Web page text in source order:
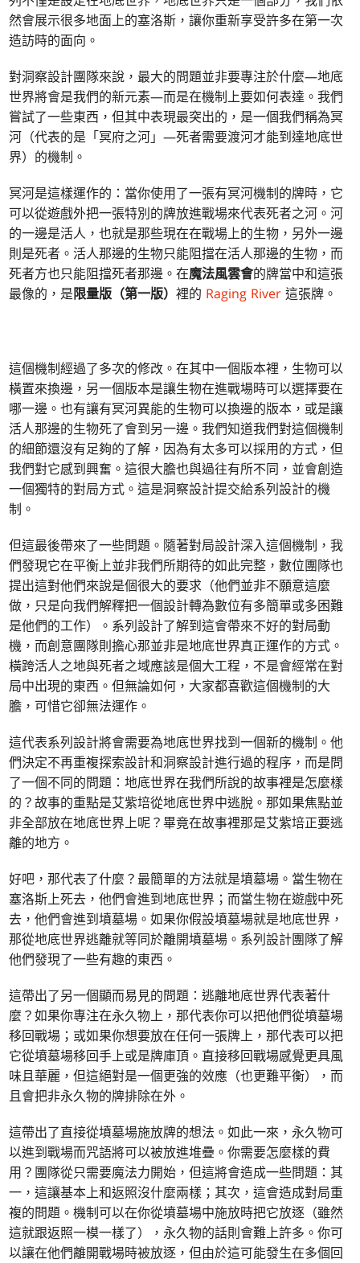
然會展示很多地面上的塞洛斯，讓你重新享受許多在第一次
造訪時的面向。
對洞察設計團隊來說，最大的問題並非要專注於什麼—地底
世界將會是我們的新元素—而是在機制上要如何表達。我們
嘗試了一些東西，但其中表現最突出的，是一個我們稱為冥
河（代表的是「冥府之河」—死者需要渡河才能到達地底世
界）的機制。
冥河是這樣運作的：當你使用了一張有冥河機制的牌時，它
可以從遊戲外把一張特別的牌放進戰場來代表死者之河。河
的一邊是活人，也就是那些現在在戰場上的生物，另外一邊
則是死者。活人那邊的生物只能阻擋在活人那邊的生物，而
死者方也只能阻擋死者那邊。在魔法風雲會的牌當中和這張
最像的，是限量版（第一版）裡的 Raging River 這張牌。
這個機制經過了多次的修改。在其中一個版本裡，生物可以
橫置來換邊，另一個版本是讓生物在進戰場時可以選擇要在
哪一邊。也有讓有冥河異能的生物可以換邊的版本，或是讓
活人那邊的生物死了會到另一邊。我們知道我們對這個機制
的細節還沒有足夠的了解，因為有太多可以採用的方式，但
我們對它感到興奮。這很大膽也與過往有所不同，並會創造
一個獨特的對局方式。這是洞察設計提交給系列設計的機
制。
但這最後帶來了一些問題。隨著對局設計深入這個機制，我
們發現它在平衡上並非我們所期待的如此完整，數位團隊也
提出這對他們來說是個很大的要求（他們並非不願意這麼
做，只是向我們解釋把一個設計轉為數位有多簡單或多困難
是他們的工作）。系列設計了解到這會帶來不好的對局動
機，而創意團隊則擔心那並非是地底世界真正運作的方式。
橫跨活人之地與死者之域應該是個大工程，不是會經常在對
局中出現的東西。但無論如何，大家都喜歡這個機制的大
膽，可惜它卻無法運作。
這代表系列設計將會需要為地底世界找到一個新的機制。他
們決定不再重複探索設計和洞察設計進行過的程序，而是問
了一個不同的問題：地底世界在我們所說的故事裡是怎麼樣
的？故事的重點是艾紫培從地底世界中逃脫。那如果焦點並
非全部放在地底世界上呢？畢竟在故事裡那是艾紫培正要逃
離的地方。
好吧，那代表了什麼？最簡單的方法就是墳墓場。當生物在
塞洛斯上死去，他們會進到地底世界；而當生物在遊戲中死
去，他們會進到墳墓場。如果你假設墳墓場就是地底世界，
那從地底世界逃離就等同於離開墳墓場。系列設計團隊了解
他們發現了一些有趣的東西。
這帶出了另一個顯而易見的問題：逃離地底世界代表著什
麼？如果你專注在永久物上，那代表你可以把他們從墳墓場
移回戰場；或如果你想要放在任何一張牌上，那代表可以把
它從墳墓場移回手上或是牌庫頂。直接移回戰場感覺更具風
味且華麗，但這絕對是一個更強的效應（也更難平衡），而
且會把非永久物的牌排除在外。
這帶出了直接從墳墓場施放牌的想法。如此一來，永久物可
以進到戰場而咒語將可以被放進堆疊。你需要怎麼樣的費
用？團隊從只需要魔法力開始，但這將會造成一些問題：其
一，這讓基本上和返照沒什麼兩樣；其次，這會造成對局重
複的問題。機制可以在你從墳墓場中施放時把它放逐（雖然
這就跟返照一模一樣了），永久物的話則會難上許多。你可
以讓在他們離開戰場時被放逐，但由於這可能發生在多個回